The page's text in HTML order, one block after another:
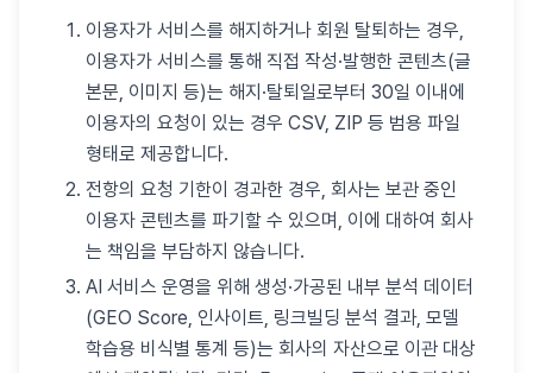
이용자가 서비스를 해지하거나 회원 탈퇴하는 경우,
이용자가 서비스를 통해 직접 작성·발행한 콘텐츠(글
본문, 이미지 등)는 해지·탈퇴일로부터 30일 이내에
이용자의 요청이 있는 경우 CSV, ZIP 등 범용 파일
형태로 제공합니다.
전항의 요청 기한이 경과한 경우, 회사는 보관 중인
이용자 콘텐츠를 파기할 수 있으며, 이에 대하여 회사
는 책임을 부담하지 않습니다.
AI 서비스 운영을 위해 생성·가공된 내부 분석 데이터
(GEO Score, 인사이트, 링크빌딩 분석 결과, 모델
학습용 비식별 통계 등)는 회사의 자산으로 이관 대상